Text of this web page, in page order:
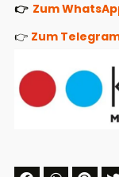
👉 Zum
👉 Zum